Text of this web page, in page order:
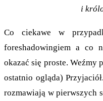
i
Co ciekawe w
foreshadowingiem a co
okazać się proste. Weźmy
ostatnio ogląda)
rozmawiają w pierwszych